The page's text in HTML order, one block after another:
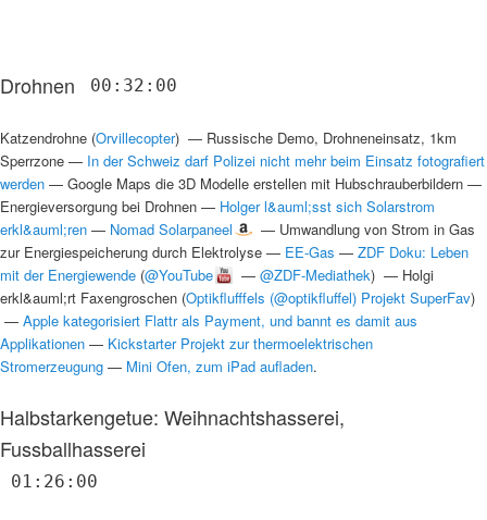
Drohnen 00:32:00
Katzendrohne (Orvillecopter) — Russische Demo, Drohneneinsatz, 1km
Sperrzone — In der Schweiz darf Polizei nicht mehr beim Einsatz fotografiert
werden — Google Maps die 3D Modelle erstellen mit Hubschrauberbildern —
Energieversorgung bei Drohnen — Holger l&auml;sst sich Solarstrom
erkl&auml;ren — Nomad Solarpaneel — Umwandlung von Strom in Gas
zur Energiespeicherung durch Elektrolyse — EE-Gas — ZDF Doku: Leben
mit der Energiewende (@YouTube — @ZDF-Mediathek) — Holgi
erkl&auml;rt Faxengroschen (Optikflufffels (@optikfluffel) Projekt SuperFav)
— Apple kategorisiert Flattr als Payment, und bannt es damit aus
Applikationen — Kickstarter Projekt zur thermoelektrischen
Stromerzeugung — Mini Ofen, zum iPad aufladen.
Halbstarkengetue: Weihnachtshasserei,
Fussballhasserei
01:26:00